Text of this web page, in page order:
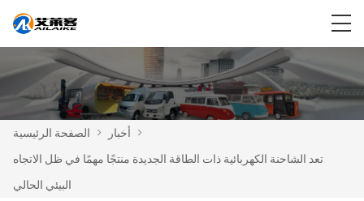
الصفحة الرئيسية > أخبار >
تعد الشاحنة الكهربائية ذات الطاقة الجديدة منتجًا مهمًا في ظل الاتجاه
البيئي الحالي